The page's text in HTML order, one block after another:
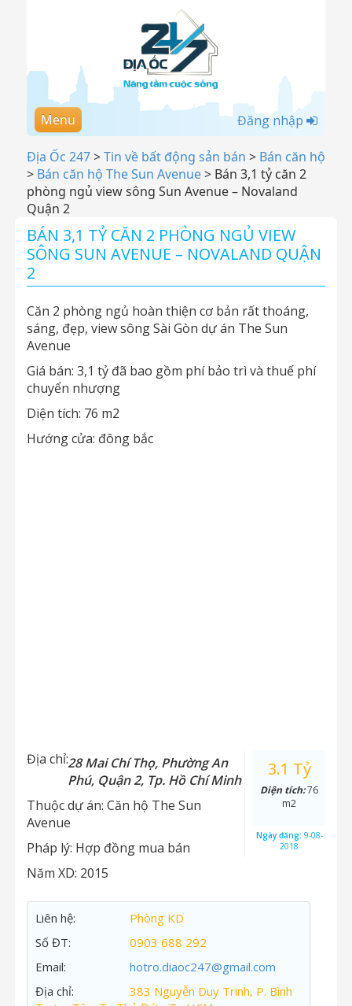
Menu Đăng nhập
Địa Ốc 247>Tin về bất động sản bán > Bán căn hộ
> Bán căn hộ The Sun Avenue> Bán 3,1 tỷ căn 2
phòng ngủ view sông Sun Avenue – Novaland
Quận 2
BÁN 3,1 TỶ CĂN 2 PHÒNG NGỦ VIEW
SÔNG SUN AVENUE – NOVALAND QUẬN
2
Căn 2 phòng ngủ hoàn thiện cơ bản rất thoáng,
sáng, đẹp, view sông Sài Gòn dự án The Sun
Avenue
Giá bán: 3,1 tỷ đã bao gồm phí bảo trì và thuế phí
chuyển nhượng
Diện tích: 76 m2
Hướng cửa: đông bắc
Địa chỉ:28 Mai Chí Thọ, Phường An
Phú, Quận 2, Tp. Hồ Chí Minh
Thuộc dự án: Căn hộ The Sun
Avenue
Pháp lý: Hợp đồng mua bán
Năm XD: 2015
3.1 Tỷ
Diện tích:76
m2
Ngày đăng: 9-08-
2018
Liên hệ:
Phòng KD
Số ĐT:
0903 688 292
Email:
hotro.diaoc247@gmail.com
Địa chỉ:
383 Nguyễn Duy Trinh, P. Bình